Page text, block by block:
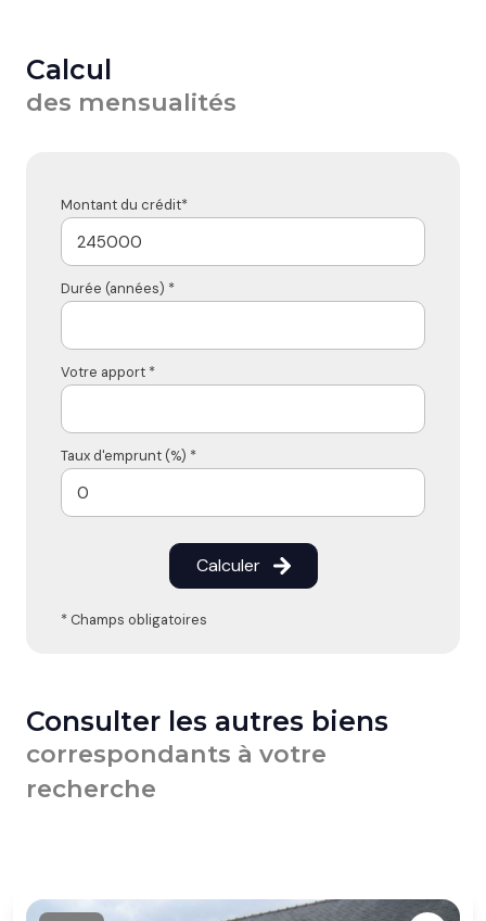
Calcul
des mensualités
Montant du crédit*
Durée (années) *
Votre apport *
Taux d'emprunt (%) *
Calculer
* Champs obligatoires
Consulter les autres biens
correspondants à votre
recherche